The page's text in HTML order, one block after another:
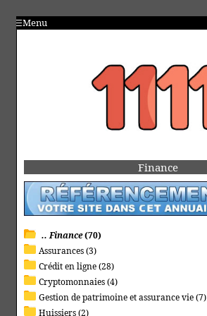
Menu
Finance
.. Finance(70)
Assurances (3)
Crédit en ligne (28)
Cryptomonnaies (4)
Gestion de patrimoine et assurance vie (7)
Huissiers (2)